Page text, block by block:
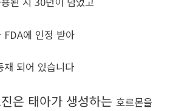
FDA에 인정 받아
재 되어 있습니다
은 태아가 생성하는 호르몬을